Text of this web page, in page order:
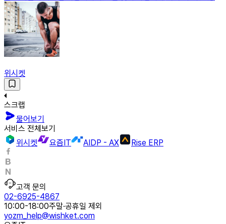
위시켓
스크랩
물어보기
서비스 전체보기
위시켓
요즘IT AIDP - AX Rise ERP
고객 문의
02-6925-4867
10:00-18:00주말·공휴일 제외
yozm_help@wishket.com